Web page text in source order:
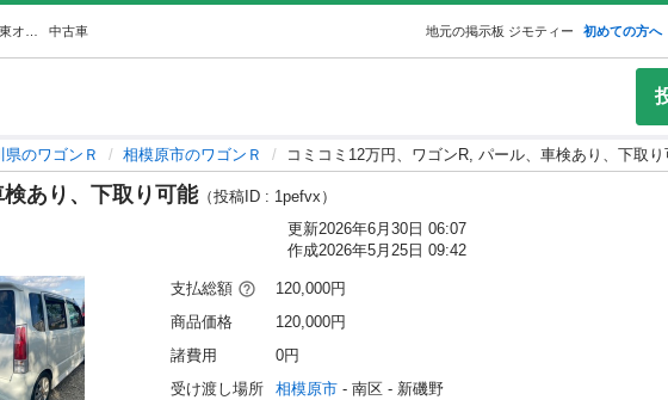
中古車 地元の掲示板 ジモティー 初めての方へ
県のワゴンＲ 相模原市のワゴンＲ コミコミ12万円、ワゴンR, パール、車検あり、下取り
あり、下取り可能（投稿ID : 1pefvx）
更新2026年6月30日 06:07
作成2026年5月25日 09:42
支払総額
120,000円
商品価格
120,000円
諸費用
0円
受け渡し場所
相模原市 - 南区 - 新磯野